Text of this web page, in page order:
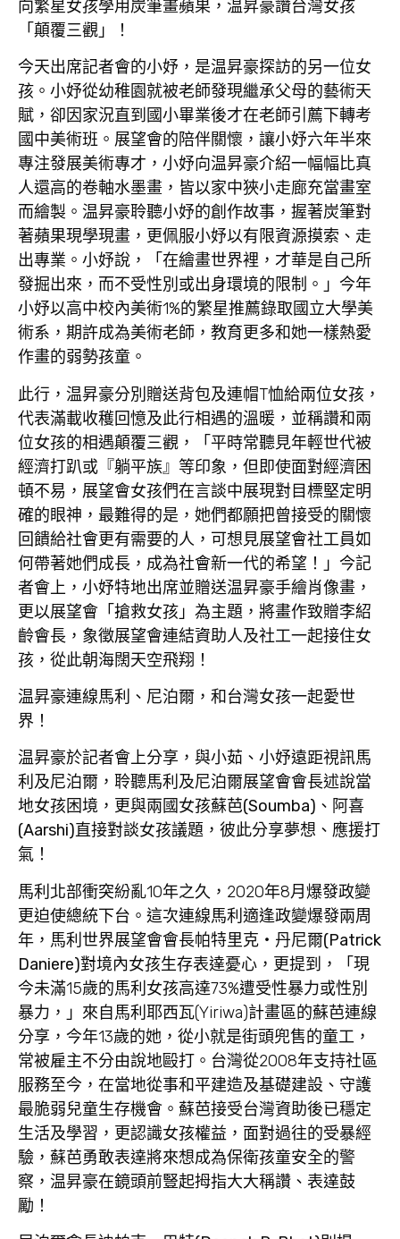
向繁星女孩學用炭筆畫蘋果，温昇豪讚台灣女孩
「顛覆三觀」！
今天出席記者會的小妤，是温昇豪探訪的另一位女
孩。小妤從幼稚園就被老師發現繼承父母的藝術天
賦，卻因家況直到國小畢業後才在老師引薦下轉考
國中美術班。展望會的陪伴關懷，讓小妤六年半來
專注發展美術專才，小妤向温昇豪介紹一幅幅比真
人還高的卷軸水墨畫，皆以家中狹小走廊充當畫室
而繪製。温昇豪聆聽小妤的創作故事，握著炭筆對
著蘋果現學現畫，更佩服小妤以有限資源摸索、走
出專業。小妤說，「在繪畫世界裡，才華是自己所
發掘出來，而不受性別或出身環境的限制。」今年
小妤以高中校內美術1%的繁星推薦錄取國立大學美
術系，期許成為美術老師，教育更多和她一樣熱愛
作畫的弱勢孩童。
此行，温昇豪分別贈送背包及連帽T恤給兩位女孩，
代表滿載收穫回憶及此行相遇的溫暖，並稱讚和兩
位女孩的相遇顛覆三觀，「平時常聽見年輕世代被
經濟打趴或『躺平族』等印象，但即使面對經濟困
頓不易，展望會女孩們在言談中展現對目標堅定明
確的眼神，最難得的是，她們都願把曾接受的關懷
回饋給社會更有需要的人，可想見展望會社工員如
何帶著她們成長，成為社會新一代的希望！」今記
者會上，小妤特地出席並贈送温昇豪手繪肖像畫，
更以展望會「搶救女孩」為主題，將畫作致贈李紹
齡會長，象徵展望會連結資助人及社工一起接住女
孩，從此朝海闊天空飛翔！
温昇豪連線馬利、尼泊爾，和台灣女孩一起愛世
界！
温昇豪於記者會上分享，與小茹、小妤遠距視訊馬
利及尼泊爾，聆聽馬利及尼泊爾展望會會長述說當
地女孩困境，更與兩國女孩蘇芭(Soumba) 、 阿喜
(Aarshi)直接對談女孩議題，彼此分享夢想、應援打
氣！
馬利北部衝突紛亂10年之久，2020年8月爆發政變
更迫使總統下台。這次連線馬利適逢政變爆發兩周
年， 馬利世界展望會會長帕特里克‧丹尼爾(Patrick
Daniere)對境內女孩生存表達憂心，更提到，「現
今未滿15歲的馬利女孩高達73%遭受性暴力或性別
暴力，」來自馬利耶西瓦(Yiriwa)計畫區的蘇芭連線
分享，今年13歲的她，從小就是街頭兜售的童工，
常被雇主不分由說地毆打。台灣從2008年支持社區
服務至今，在當地從事和平建造及基礎建設、守護
最脆弱兒童生存機會。蘇芭接受台灣資助後已穩定
生活及學習，更認識女孩權益，面對過往的受暴經
驗，蘇芭勇敢表達將來想成為保衛孩童安全的警
察，温昇豪在鏡頭前豎起拇指大大稱讚、表達鼓
勵！